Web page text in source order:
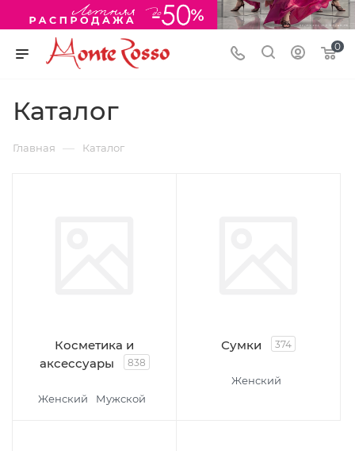
0
Каталог
Главная — Каталог
Косметика и
аксессуары
838
Женский Мужской
Сумки 374
Женский